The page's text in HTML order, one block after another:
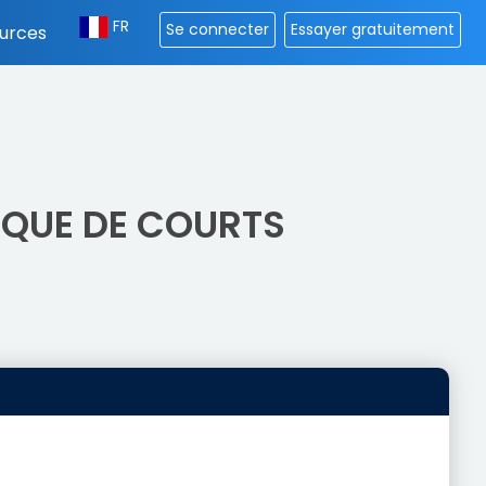
FR Se connecter Essayer gratuitement
DE COURTS